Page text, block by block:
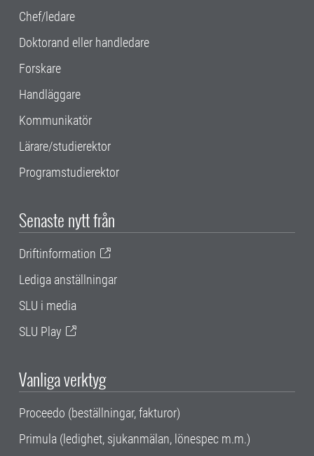
Chef/ledare
Doktorand eller handledare
Forskare
Handläggare
Kommunikatör
Lärare/studierektor
Programstudierektor
Senaste nytt från
Driftinformation
Lediga anställningar
SLU i media
SLU Play
Vanliga verktyg
Proceedo (beställningar, fakturor)
Primula (ledighet, sjukanmälan, lönespec m.m.)